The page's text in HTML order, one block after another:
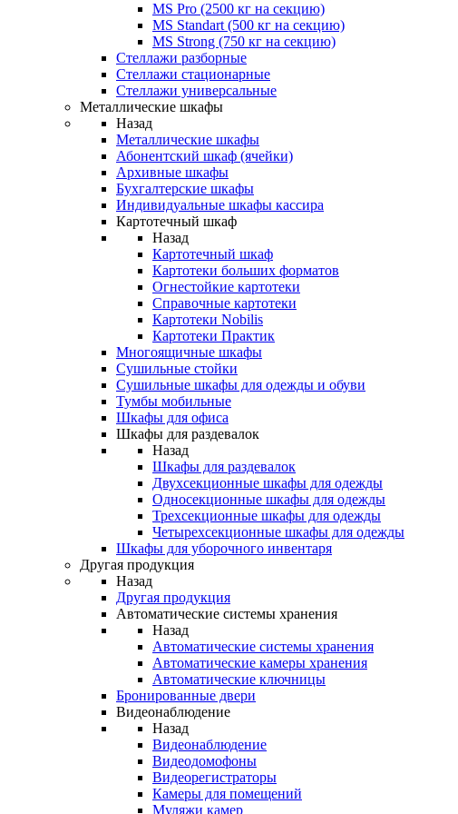
MS Pro (2500 кг на секцию)
MS Standart (500 кг на секцию)
MS Strong (750 кг на секцию)
Стеллажи разборные
Стеллажи стационарные
Стеллажи универсальные
Металлические шкафы
Назад
Металлические шкафы
Абонентский шкаф (ячейки)
Архивные шкафы
Бухгалтерские шкафы
Индивидуальные шкафы кассира
Картотечный шкаф
Назад
Картотечный шкаф
Картотеки больших форматов
Огнестойкие картотеки
Справочные картотеки
Картотеки Nobilis
Картотеки Практик
Многоящичные шкафы
Сушильные стойки
Сушильные шкафы для одежды и обуви
Тумбы мобильные
Шкафы для офиса
Шкафы для раздевалок
Назад
Шкафы для раздевалок
Двухсекционные шкафы для одежды
Односекционные шкафы для одежды
Трехсекционные шкафы для одежды
Четырехсекционные шкафы для одежды
Шкафы для уборочного инвентаря
Другая продукция
Назад
Другая продукция
Автоматические системы хранения
Назад
Автоматические системы хранения
Автоматические камеры хранения
Автоматические ключницы
Бронированные двери
Видеонаблюдение
Назад
Видеонаблюдение
Видеодомофоны
Видеорегистраторы
Камеры для помещений
Муляжи камер